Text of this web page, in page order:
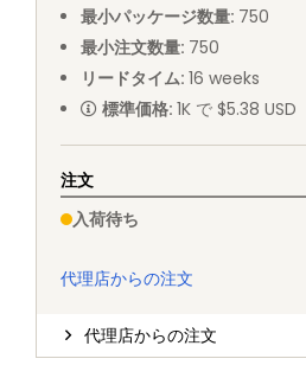
最小パッケージ数量: 750
最小注文数量: 750
リードタイム: 16 weeks
標準価格: 1K で $5.38 USD
注文
入荷待ち
代理店からの注文
代理店からの注文